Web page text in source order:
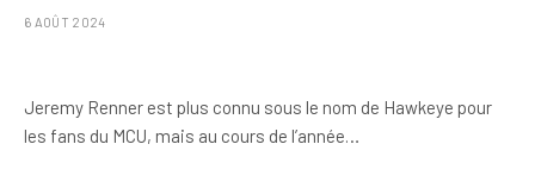
6 AOÛT 2024
Jeremy Renner est plus connu sous le nom de Hawkeye pour
les fans du MCU, mais au cours de l’année…